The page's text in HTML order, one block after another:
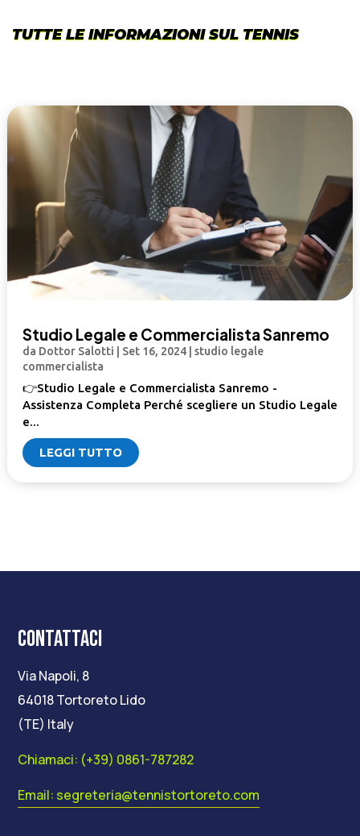
TUTTE LE INFORMAZIONI SUL TENNIS
Studio Legale e Commercialista Sanremo
da Dottor Salotti Set 16, 2024| studio legale
commercialista
👉Studio Legale e Commercialista Sanremo -
Assistenza Completa Perché scegliere un Studio Legale
e...
LEGGI TUTTO
CONTATTACI
Via Napoli, 8
64018 Tortoreto Lido
(TE) Italy
Chiamaci: (+39) 0861-787282
Email: segreteria@tennistortoreto.com